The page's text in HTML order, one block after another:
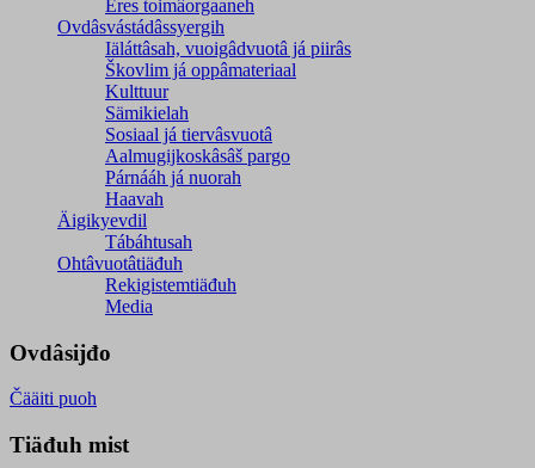
Eres toimâorgaaneh
Ovdâsvástádâssyergih
Iäláttâsah, vuoigâdvuotâ já piirâs
Škovlim já oppâmateriaal
Kulttuur
Sämikielah
Sosiaal já tiervâsvuotâ
Aalmugijkoskâsâš pargo
Párnááh já nuorah
Haavah
Äigikyevdil
Tábáhtusah
Ohtâvuotâtiäđuh
Rekigistemtiäđuh
Media
Ovdâsijđo
Čääiti puoh
Tiäđuh mist